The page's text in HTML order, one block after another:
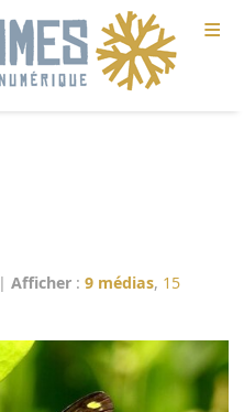
≡
|Afficher :9 médias, 15